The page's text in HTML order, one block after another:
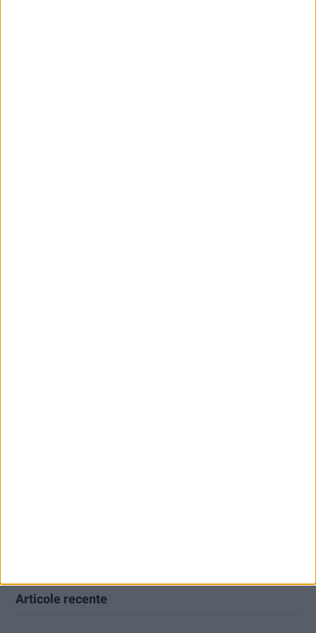
Articole recente